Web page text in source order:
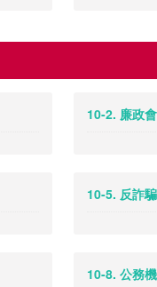
10-2. 廉政
10-5. 反詐
10-8. 公務